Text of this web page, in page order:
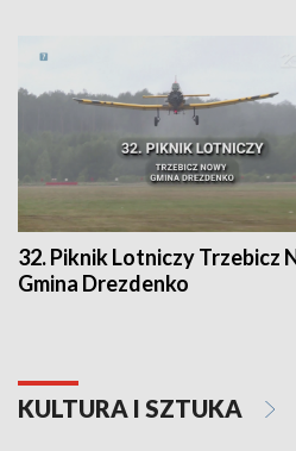
32. Piknik Lotniczy Trzebicz
Gmina Drezdenko
KULTURA I SZTUKA